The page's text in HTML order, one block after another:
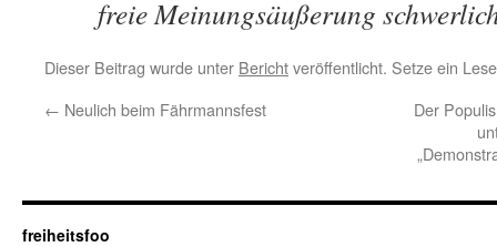
freie Meinungsäußerung
Dieser Beitrag wurde unter Berichtveröffentlicht. Setze ein
← Neulich beim Fährmannsfest
Der
freiheitsfoo